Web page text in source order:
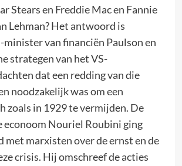
Stears en Freddie Mac en Fannie
Lehman? Het antwoord is
minister van financiën Paulson en
strategen van het VS-
dat een redding van die
noodzakelijk was om een
zoals in 1929 te vermijden. De
Nouriel Roubini ging
met marxisten over de ernst en de
crisis. Hij omschreef de acties